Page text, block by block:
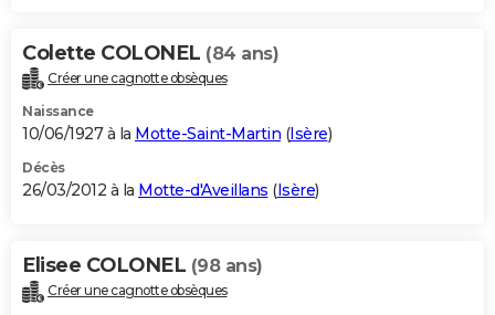
Colette COLONEL (84 ans)
Créer une cagnotte obsèques
Naissance
10/06/1927 à la Motte-Saint-Martin (Isère)
Décès
26/03/2012 à la Motte-d'Aveillans (Isère)
Elisee COLONEL (98 ans)
Créer une cagnotte obsèques